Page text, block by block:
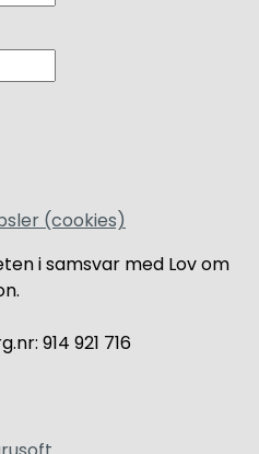
(cookies)
i samsvar med Lov om
914 921 716